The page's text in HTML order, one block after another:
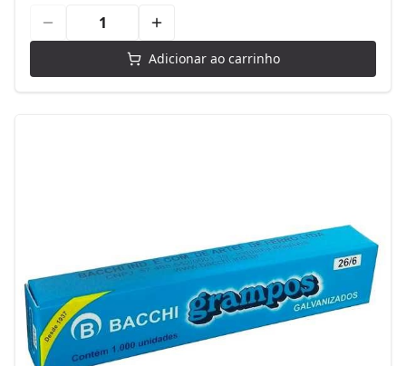
Adicionar ao carrinho